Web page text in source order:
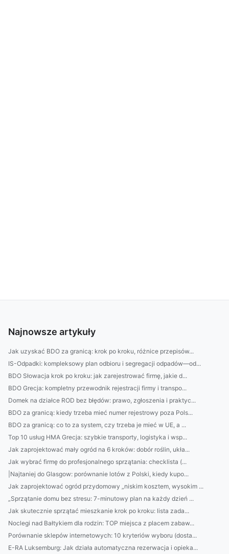
Najnowsze artykuły
Jak uzyskać BDO za granicą: krok po kroku, różnice przepisów...
IS-Odpadki: kompleksowy plan odbioru i segregacji odpadów—od...
BDO Słowacja krok po kroku: jak zarejestrować firmę, jakie d...
BDO Grecja: kompletny przewodnik rejestracji firmy i transpo...
Domek na działce ROD bez błędów: prawo, zgłoszenia i praktyc...
BDO za granicą: kiedy trzeba mieć numer rejestrowy poza Pols...
BDO za granicą: co to za system, czy trzeba je mieć w UE, a ...
Top 10 usług HMA Grecja: szybkie transporty, logistyka i wsp...
Jak zaprojektować mały ogród na 6 kroków: dobór roślin, ukła...
Jak wybrać firmę do profesjonalnego sprzątania: checklista (...
|Najtaniej do Glasgow: porównanie lotów z Polski, kiedy kupo...
Jak zaprojektować ogród przydomowy „niskim kosztem, wysokim ...
„Sprzątanie domu bez stresu: 7-minutowy plan na każdy dzień ...
Jak skutecznie sprzątać mieszkanie krok po kroku: lista zada...
Noclegi nad Bałtykiem dla rodzin: TOP miejsca z placem zabaw...
Porównanie sklepów internetowych: 10 kryteriów wyboru (dosta...
E-RA Luksemburg: Jak działa automatyczna rezerwacja i opieka...